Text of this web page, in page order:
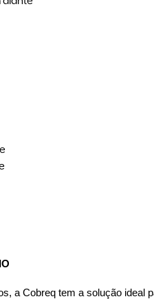
a Cobreq tem a solução